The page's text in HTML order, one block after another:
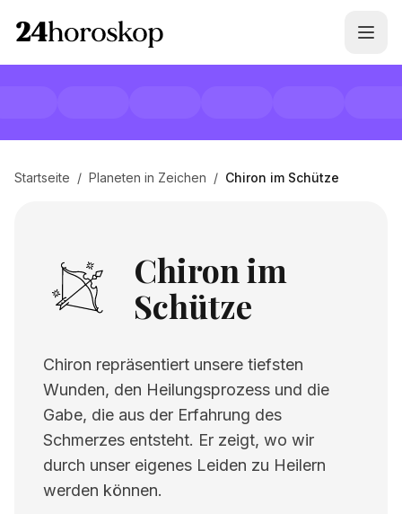
Startseite / Planeten in Zeichen / Chiron im Schütze
Chiron im
Schütze
Chiron repräsentiert unsere tiefsten
Wunden, den Heilungsprozess und die
Gabe, die aus der Erfahrung des
Schmerzes entsteht. Er zeigt, wo wir
durch unser eigenes Leiden zu Heilern
werden können.